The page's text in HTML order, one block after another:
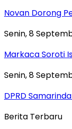
Novan Dorong
Senin, 8
Markaca Soroti
Senin, 8
DPRD
Berita Terbaru